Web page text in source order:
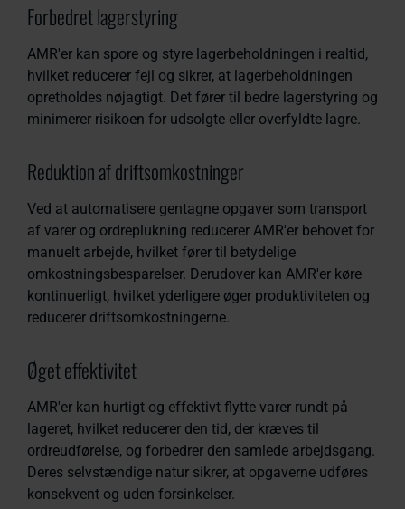
Forbedret lagerstyring
AMR'er kan spore og styre lagerbeholdningen i realtid,
hvilket reducerer fejl og sikrer, at lagerbeholdningen
opretholdes nøjagtigt. Det fører til bedre lagerstyring og
minimerer risikoen for udsolgte eller overfyldte lagre.
Reduktion af driftsomkostninger
Ved at automatisere gentagne opgaver som transport
af varer og ordreplukning reducerer AMR'er behovet for
manuelt arbejde, hvilket fører til betydelige
omkostningsbesparelser. Derudover kan AMR'er køre
kontinuerligt, hvilket yderligere øger produktiviteten og
reducerer driftsomkostningerne.
Øget effektivitet
AMR'er kan hurtigt og effektivt flytte varer rundt på
lageret, hvilket reducerer den tid, der kræves til
ordreudførelse, og forbedrer den samlede arbejdsgang.
Deres selvstændige natur sikrer, at opgaverne udføres
konsekvent og uden forsinkelser.